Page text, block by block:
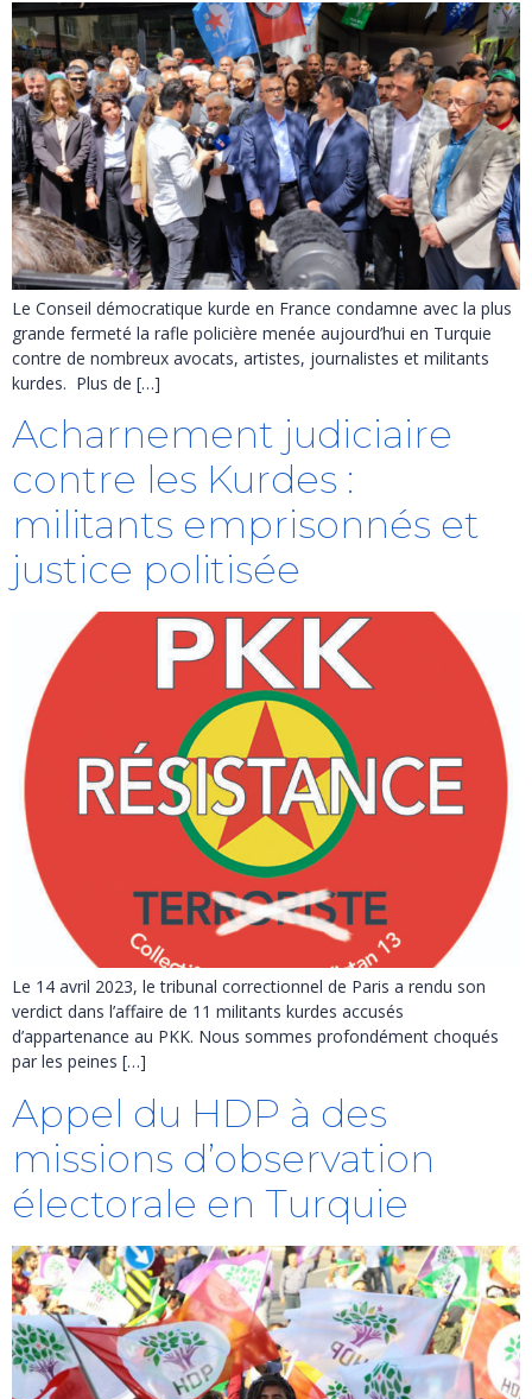
Le Conseil démocratique kurde en France condamne avec la plus
grande fermeté la rafle policière menée aujourd’hui en Turquie
contre de nombreux avocats, artistes, journalistes et militants
kurdes. Plus de […]
Acharnement judiciaire
contre les Kurdes :
militants emprisonnés et
justice politisée
Le 14 avril 2023, le tribunal correctionnel de Paris a rendu son
verdict dans l’affaire de 11 militants kurdes accusés
d’appartenance au PKK. Nous sommes profondément choqués
par les peines […]
Appel du HDP à des
missions d’observation
électorale en Turquie